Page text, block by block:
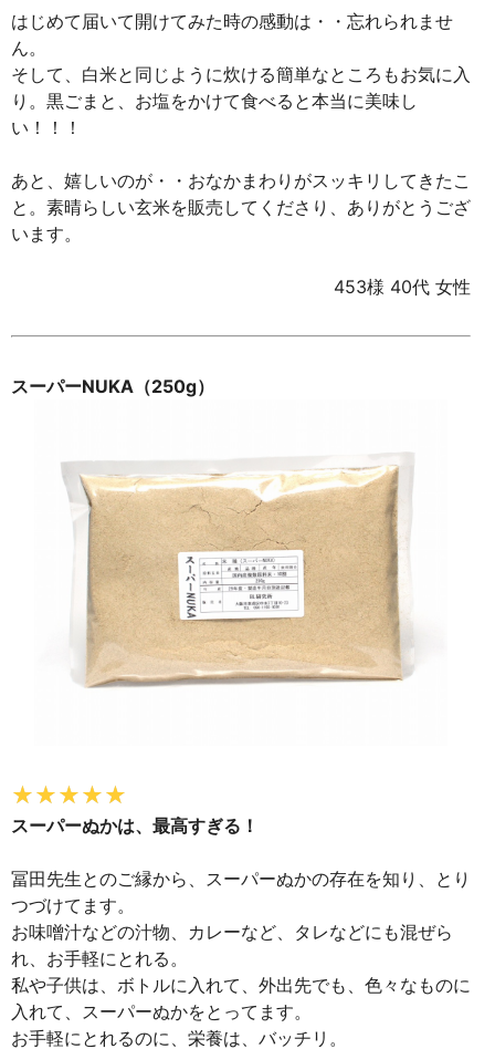
はじめて届いて開けてみた時の感動は・・忘れられませ
ん。
そして、白米と同じように炊ける簡単なところもお気に入
り。黒ごまと、お塩をかけて食べると本当に美味し
い！！！
あと、嬉しいのが・・おなかまわりがスッキリしてきたこ
と。素晴らしい玄米を販売してくださり、ありがとうござ
います。
453様 40代 女性
スーパーNUKA（250g）
スーパーぬかは、最高すぎる！
冨田先生とのご縁から、スーパーぬかの存在を知り、とり
つづけてます。
お味噌汁などの汁物、カレーなど、タレなどにも混ぜら
れ、お手軽にとれる。
私や子供は、ボトルに入れて、外出先でも、色々なものに
入れて、スーパーぬかをとってます。
お手軽にとれるのに、栄養は、バッチリ。